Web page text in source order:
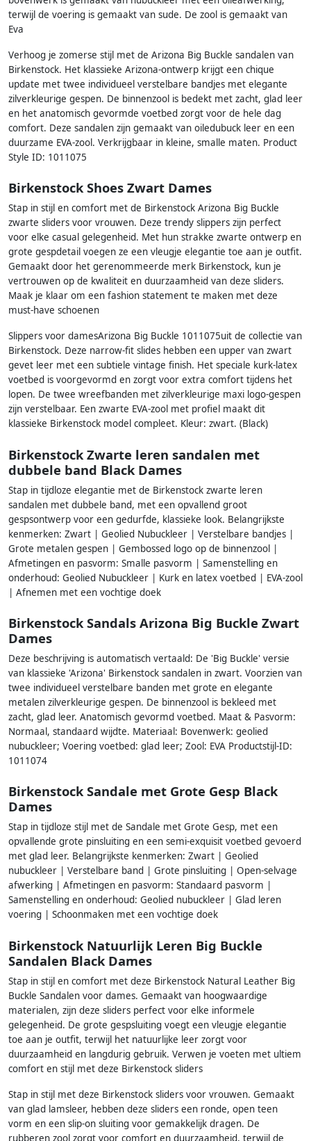
terwijl de voering is gemaakt van sude. De zool is gemaakt van
Eva
Verhoog je zomerse stijl met de Arizona Big Buckle sandalen van
Birkenstock. Het klassieke Arizona-ontwerp krijgt een chique
update met twee individueel verstelbare bandjes met elegante
zilverkleurige gespen. De binnenzool is bedekt met zacht, glad leer
en het anatomisch gevormde voetbed zorgt voor de hele dag
comfort. Deze sandalen zijn gemaakt van oiledubuck leer en een
duurzame EVA-zool. Verkrijgbaar in kleine, smalle maten. Product
Style ID: 1011075
Birkenstock Shoes Zwart Dames
Stap in stijl en comfort met de Birkenstock Arizona Big Buckle
zwarte sliders voor vrouwen. Deze trendy slippers zijn perfect
voor elke casual gelegenheid. Met hun strakke zwarte ontwerp en
grote gespdetail voegen ze een vleugje elegantie toe aan je outfit.
Gemaakt door het gerenommeerde merk Birkenstock, kun je
vertrouwen op de kwaliteit en duurzaamheid van deze sliders.
Maak je klaar om een fashion statement te maken met deze
must-have schoenen
Slippers voor damesArizona Big Buckle 1011075uit de collectie van
Birkenstock. Deze narrow-fit slides hebben een upper van zwart
gevet leer met een subtiele vintage finish. Het speciale kurk-latex
voetbed is voorgevormd en zorgt voor extra comfort tijdens het
lopen. De twee wreefbanden met zilverkleurige maxi logo-gespen
zijn verstelbaar. Een zwarte EVA-zool met profiel maakt dit
klassieke Birkenstock model compleet. Kleur: zwart. (Black)
Birkenstock Zwarte leren sandalen met
dubbele band Black Dames
Stap in tijdloze elegantie met de Birkenstock zwarte leren
sandalen met dubbele band, met een opvallend groot
gespsontwerp voor een gedurfde, klassieke look. Belangrijkste
kenmerken: Zwart | Geolied Nubuckleer | Verstelbare bandjes |
Grote metalen gespen | Gembossed logo op de binnenzool |
Afmetingen en pasvorm: Smalle pasvorm | Samenstelling en
onderhoud: Geolied Nubuckleer | Kurk en latex voetbed | EVA-zool
| Afnemen met een vochtige doek
Birkenstock Sandals Arizona Big Buckle Zwart
Dames
Deze beschrijving is automatisch vertaald: De 'Big Buckle' versie
van klassieke 'Arizona' Birkenstock sandalen in zwart. Voorzien van
twee individueel verstelbare banden met grote en elegante
metalen zilverkleurige gespen. De binnenzool is bekleed met
zacht, glad leer. Anatomisch gevormd voetbed. Maat & Pasvorm:
Normaal, standaard wijdte. Materiaal: Bovenwerk: geolied
nubuckleer; Voering voetbed: glad leer; Zool: EVA Productstijl-ID:
1011074
Birkenstock Sandale met Grote Gesp Black
Dames
Stap in tijdloze stijl met de Sandale met Grote Gesp, met een
opvallende grote pinsluiting en een semi-exquisit voetbed gevoerd
met glad leer. Belangrijkste kenmerken: Zwart | Geolied
nubuckleer | Verstelbare band | Grote pinsluiting | Open-selvage
afwerking | Afmetingen en pasvorm: Standaard pasvorm |
Samenstelling en onderhoud: Geolied nubuckleer | Glad leren
voering | Schoonmaken met een vochtige doek
Birkenstock Natuurlijk Leren Big Buckle
Sandalen Black Dames
Stap in stijl en comfort met deze Birkenstock Natural Leather Big
Buckle Sandalen voor dames. Gemaakt van hoogwaardige
materialen, zijn deze sliders perfect voor elke informele
gelegenheid. De grote gespsluiting voegt een vleugje elegantie
toe aan je outfit, terwijl het natuurlijke leer zorgt voor
duurzaamheid en langdurig gebruik. Verwen je voeten met ultiem
comfort en stijl met deze Birkenstock sliders
Stap in stijl met deze Birkenstock sliders voor vrouwen. Gemaakt
van glad lamsleer, hebben deze sliders een ronde, open teen
vorm en een slip-on sluiting voor gemakkelijk dragen. De
rubberen zool zorgt voor comfort en duurzaamheid, terwijl de